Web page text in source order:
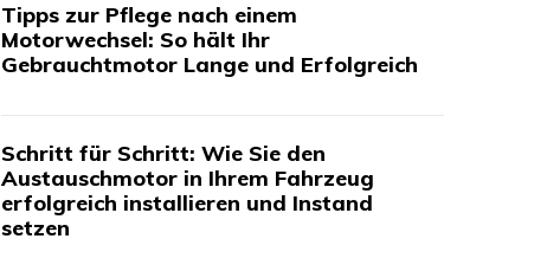
Tipps zur Pflege nach einem
Motorwechsel: So hält Ihr
Gebrauchtmotor Lange und Erfolgreich
Schritt für Schritt: Wie Sie den
Austauschmotor in Ihrem Fahrzeug
erfolgreich installieren und Instand
setzen